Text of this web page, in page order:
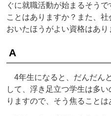
ぐに就職活動が始まるそう
ことはありますか？また、
おいたほうがよい資格はあり
A
4年生になると、だんだん
して、浮き足立つ学生は多
りますので、そう焦ることは